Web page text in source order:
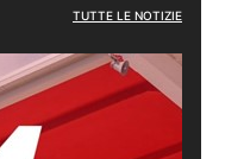
TUTTE LE NOTIZIE